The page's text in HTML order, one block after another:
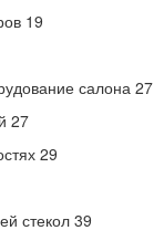
19
салона 27
27
29
стекол 39